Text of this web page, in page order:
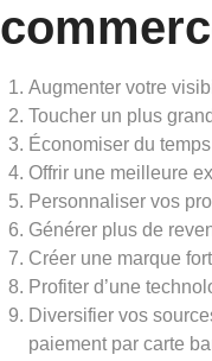
Augmenter votre
Toucher un plus
Économiser du
Offrir une meilleure
Personnaliser vos
Générer plus de
Créer une marque
Profiter d’une
Diversifier vos
paiement par carte